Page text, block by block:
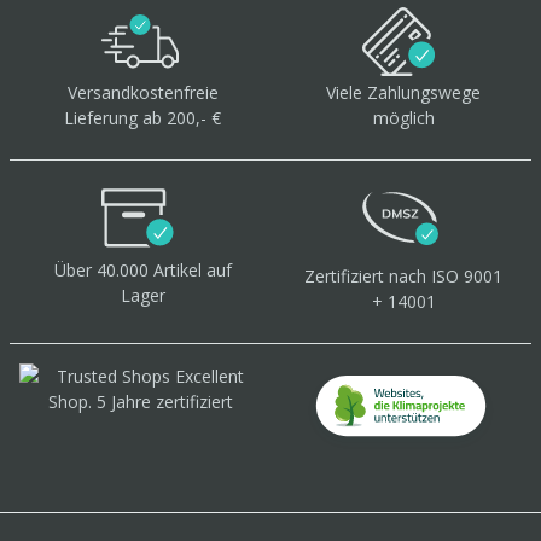
Versandkostenfreie
Lieferung ab 200,- €
Viele Zahlungswege
möglich
Über 40.000 Artikel auf
Lager
Zertifiziert nach ISO 9001
+ 14001